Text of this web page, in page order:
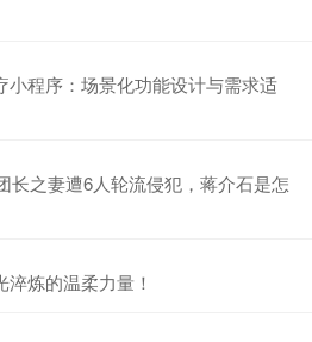
小程序：场景化功能设计与需求适
长之妻遭6人轮流侵犯，蒋介石是怎
炼的温柔力量！